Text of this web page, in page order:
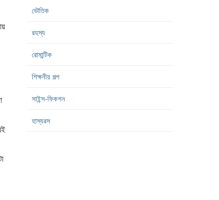
ভৌতিক
রহস্য
রোমান্টিক
শিক্ষনীয় গল্প
সাইন্স-ফিকশন
হাস্যরস